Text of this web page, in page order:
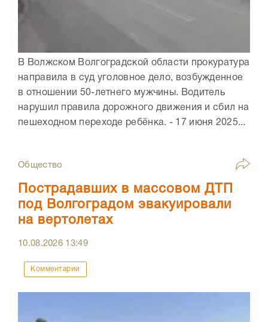
В Волжском Волгоградской области прокуратура
направила в суд уголовное дело, возбужденное
в отношении 50-летнего мужчины. Водитель
нарушил правила дорожного движения и сбил на
пешеходном переходе ребёнка. - 17 июня 2025...
Общество
Пострадавших в массовом ДТП
под Волгоградом эвакуировали
на вертолетах
10.08.2026 13:49
Комментарии